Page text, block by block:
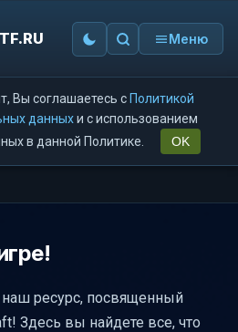
Меню
Вы соглашаетесь с Политикой
данныхи с использованием
в данной Политике.
OK
ресурс, посвященный
Здесь вы найдете все, что